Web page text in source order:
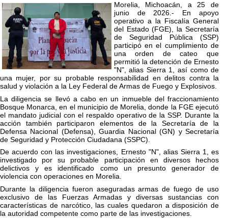
Morelia, Michoacán, a 25 de
junio de 2026.- En apoyo
operativo a la Fiscalía General
del Estado (FGE), la Secretaría
de Seguridad Pública (SSP)
participó en el cumplimiento de
una orden de cateo que
permitió la detención de Ernesto
"N", alias Sierra 1, así como de
una mujer, por su probable responsabilidad en delitos contra la
salud y violación a la Ley Federal de Armas de Fuego y Explosivos.
La diligencia se llevó a cabo en un inmueble del fraccionamiento
Bosque Monarca, en el municipio de Morelia, donde la FGE ejecutó
el mandato judicial con el respaldo operativo de la SSP. Durante la
acción también participaron elementos de la Secretaría de la
Defensa Nacional (Defensa), Guardia Nacional (GN) y Secretaría
de Seguridad y Protección Ciudadana (SSPC).
De acuerdo con las investigaciones, Ernesto "N", alias Sierra 1, es
investigado por su probable participación en diversos hechos
delictivos y es identificado como un presunto generador de
violencia con operaciones en Morelia.
Durante la diligencia fueron aseguradas armas de fuego de uso
exclusivo de las Fuerzas Armadas y diversas sustancias con
características de narcótico, las cuales quedaron a disposición de
la autoridad competente como parte de las investigaciones.